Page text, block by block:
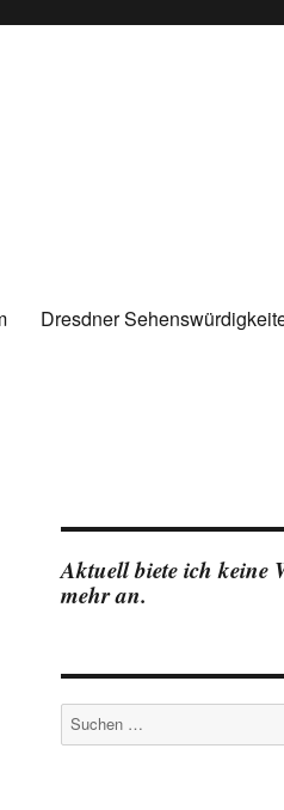
Dresdner
Aktuell biete ich keine
mehr an.
Suchen
nach: